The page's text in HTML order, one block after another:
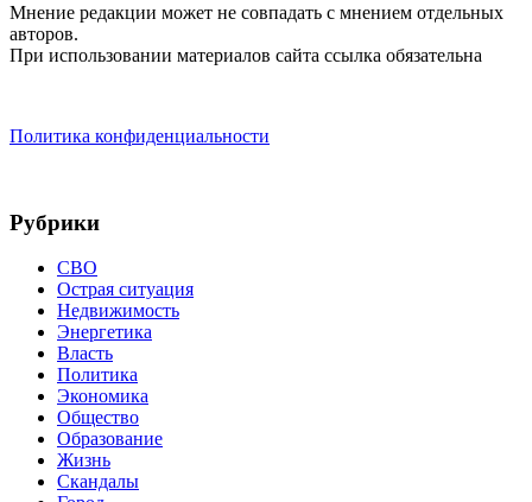
Мнение редакции может не совпадать с мнением отдельных
авторов.
При использовании материалов сайта ссылка обязательна
Политика конфиденциальности
Рубрики
СВО
Острая ситуация
Недвижимость
Энергетика
Власть
Политика
Экономика
Общество
Образование
Жизнь
Скандалы